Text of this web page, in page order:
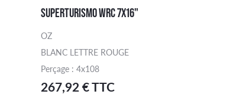
SUPERTURISMO WRC 7X16"
OZ
BLANC LETTRE ROUGE
Perçage : 4x108
267,92 € TTC